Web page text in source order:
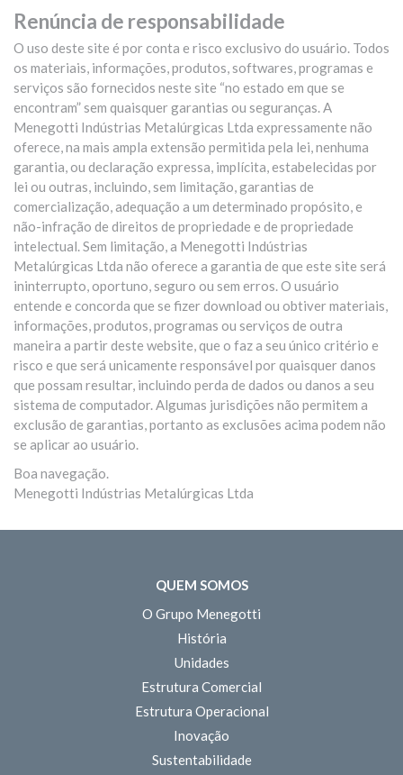
Renúncia de responsabilidade
O uso deste site é por conta e risco exclusivo do usuário. Todos
os materiais, informações, produtos, softwares, programas e
serviços são fornecidos neste site “no estado em que se
encontram” sem quaisquer garantias ou seguranças. A
Menegotti Indústrias Metalúrgicas Ltda expressamente não
oferece, na mais ampla extensão permitida pela lei, nenhuma
garantia, ou declaração expressa, implícita, estabelecidas por
lei ou outras, incluindo, sem limitação, garantias de
comercialização, adequação a um determinado propósito, e
não-infração de direitos de propriedade e de propriedade
intelectual. Sem limitação, a Menegotti Indústrias
Metalúrgicas Ltda não oferece a garantia de que este site será
ininterrupto, oportuno, seguro ou sem erros. O usuário
entende e concorda que se fizer download ou obtiver materiais,
informações, produtos, programas ou serviços de outra
maneira a partir deste website, que o faz a seu único critério e
risco e que será unicamente responsável por quaisquer danos
que possam resultar, incluindo perda de dados ou danos a seu
sistema de computador. Algumas jurisdições não permitem a
exclusão de garantias, portanto as exclusões acima podem não
se aplicar ao usuário.
Boa navegação.
Menegotti Indústrias Metalúrgicas Ltda
QUEM SOMOS
O Grupo Menegotti
História
Unidades
Estrutura Comercial
Estrutura Operacional
Inovação
Sustentabilidade